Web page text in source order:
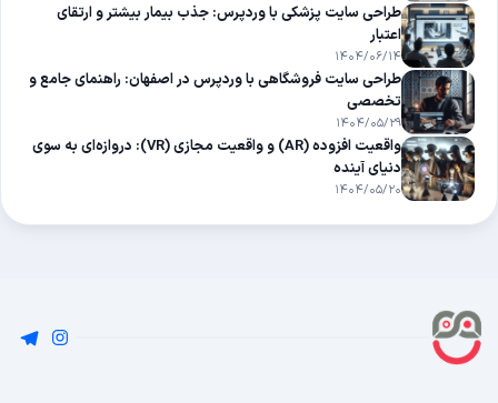
طراحی سایت پزشکی با وردپرس: جذب بیمار بیشتر و ارتقای
اعتبار
۱۴۰۴/۰۶/۱۴
طراحی سایت فروشگاهی با وردپرس در اصفهان: راهنمای جامع و
تخصصی
۱۴۰۴/۰۵/۲۹
واقعیت افزوده (AR) و واقعیت مجازی (VR): دروازه‌ای به سوی
دنیای آینده
۱۴۰۴/۰۵/۲۰